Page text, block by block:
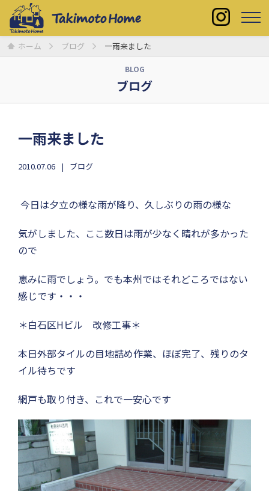
ホーム ブログ 一雨来ました
BLOG
ブログ
一雨来ました
2010.07.06 ブログ
今日は夕立の様な雨が降り、久しぶりの雨の様な
気がしました、ここ数日は雨が少なく晴れが多かった
ので
恵みに雨でしょう。でも本州ではそれどころではない
感じです・・・
＊白石区Hビル 改修工事＊
本日外部タイルの目地詰め作業、ほぼ完了、残りのタ
イル待ちです
網戸も取り付き、これで一安心です